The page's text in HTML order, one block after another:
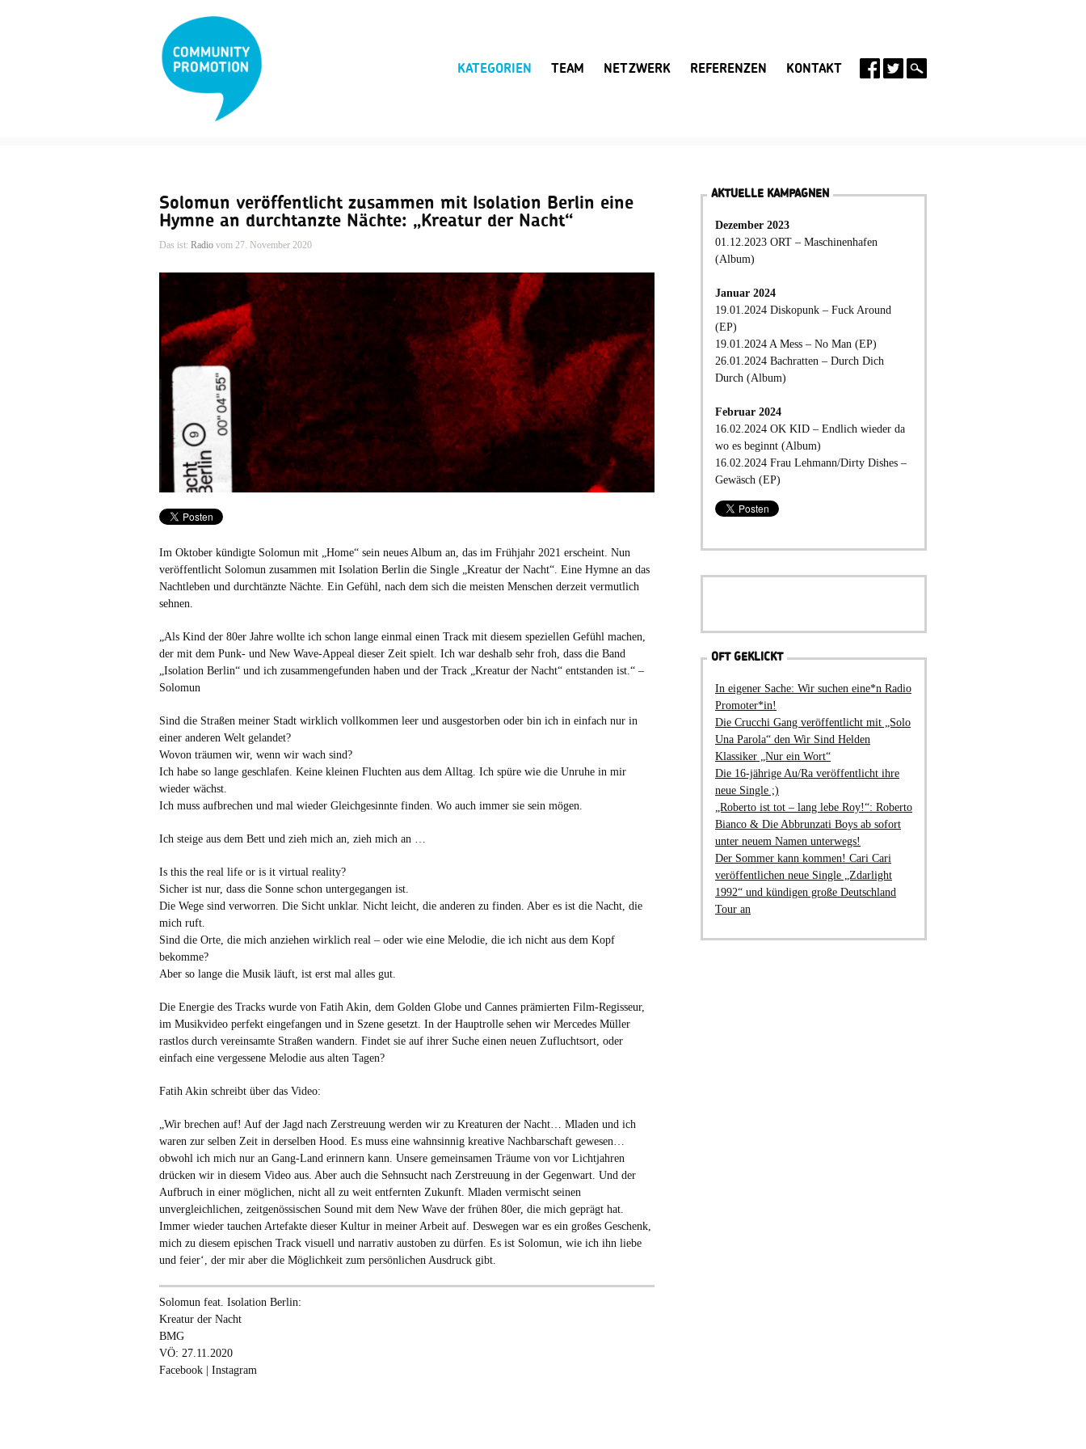
KATEGORIEN TEAM NETZWERK REFERENZEN KONTAKT
Solomun veröffentlicht zusammen mit Isolation Berlin eine
Hymne an durchtanzte Nächte: „Kreatur der Nacht“
Das ist: Radio vom 27. November 2020
Im Oktober kündigte Solomun mit „Home“ sein neues Album an, das im Frühjahr 2021 erscheint. Nun
veröffentlicht Solomun zusammen mit Isolation Berlin die Single „Kreatur der Nacht“. Eine Hymne an das
Nachtleben und durchtänzte Nächte. Ein Gefühl, nach dem sich die meisten Menschen derzeit vermutlich
sehnen.
„Als Kind der 80er Jahre wollte ich schon lange einmal einen Track mit diesem speziellen Gefühl machen,
der mit dem Punk- und New Wave-Appeal dieser Zeit spielt. Ich war deshalb sehr froh, dass die Band
„Isolation Berlin“ und ich zusammengefunden haben und der Track „Kreatur der Nacht“ entstanden ist.“ –
Solomun
Sind die Straßen meiner Stadt wirklich vollkommen leer und ausgestorben oder bin ich in einfach nur in
einer anderen Welt gelandet?
Wovon träumen wir, wenn wir wach sind?
Ich habe so lange geschlafen. Keine kleinen Fluchten aus dem Alltag. Ich spüre wie die Unruhe in mir
wieder wächst.
Ich muss aufbrechen und mal wieder Gleichgesinnte finden. Wo auch immer sie sein mögen.
Ich steige aus dem Bett und zieh mich an, zieh mich an …
Is this the real life or is it virtual reality?
Sicher ist nur, dass die Sonne schon untergegangen ist.
Die Wege sind verworren. Die Sicht unklar. Nicht leicht, die anderen zu finden. Aber es ist die Nacht, die
mich ruft.
Sind die Orte, die mich anziehen wirklich real – oder wie eine Melodie, die ich nicht aus dem Kopf
bekomme?
Aber so lange die Musik läuft, ist erst mal alles gut.
Die Energie des Tracks wurde von Fatih Akin, dem Golden Globe und Cannes prämierten Film-Regisseur,
im Musikvideo perfekt eingefangen und in Szene gesetzt. In der Hauptrolle sehen wir Mercedes Müller
rastlos durch vereinsamte Straßen wandern. Findet sie auf ihrer Suche einen neuen Zufluchtsort, oder
einfach eine vergessene Melodie aus alten Tagen?
Fatih Akin schreibt über das Video:
„Wir brechen auf! Auf der Jagd nach Zerstreuung werden wir zu Kreaturen der Nacht… Mladen und ich
waren zur selben Zeit in derselben Hood. Es muss eine wahnsinnig kreative Nachbarschaft gewesen…
obwohl ich mich nur an Gang-Land erinnern kann. Unsere gemeinsamen Träume von vor Lichtjahren
drücken wir in diesem Video aus. Aber auch die Sehnsucht nach Zerstreuung in der Gegenwart. Und der
Aufbruch in einer möglichen, nicht all zu weit entfernten Zukunft. Mladen vermischt seinen
unvergleichlichen, zeitgenössischen Sound mit dem New Wave der frühen 80er, die mich geprägt hat.
Immer wieder tauchen Artefakte dieser Kultur in meiner Arbeit auf. Deswegen war es ein großes Geschenk,
mich zu diesem epischen Track visuell und narrativ austoben zu dürfen. Es ist Solomun, wie ich ihn liebe
und feier‘, der mir aber die Möglichkeit zum persönlichen Ausdruck gibt.
Solomun feat. Isolation Berlin:
Kreatur der Nacht
BMG
VÖ: 27.11.2020
Facebook | Instagram
AKTUELLE KAMPAGNEN
Dezember 2023
01.12.2023 ORT – Maschinenhafen
(Album)
Januar 2024
19.01.2024 Diskopunk – Fuck Around
(EP)
19.01.2024 A Mess – No Man (EP)
26.01.2024 Bachratten – Durch Dich
Durch (Album)
Februar 2024
16.02.2024 OK KID – Endlich wieder da
wo es beginnt (Album)
16.02.2024 Frau Lehmann/Dirty Dishes –
Gewäsch (EP)
OFT GEKLICKT
In eigener Sache: Wir suchen eine*n Radio
Promoter*in!
Die Crucchi Gang veröffentlicht mit „Solo
Una Parola“ den Wir Sind Helden
Klassiker „Nur ein Wort“
Die 16-jährige Au/Ra veröffentlicht ihre
neue Single ;)
„Roberto ist tot – lang lebe Roy!“: Roberto
Bianco & Die Abbrunzati Boys ab sofort
unter neuem Namen unterwegs!
Der Sommer kann kommen! Cari Cari
veröffentlichen neue Single „Zdarlight
1992“ und kündigen große Deutschland
Tour an